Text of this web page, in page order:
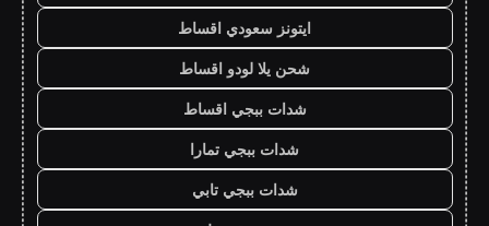
ايتونز سعودي اقساط
شحن يلا لودو اقساط
شدات ببجي اقساط
شدات ببجي تمارا
شدات ببجي تابي